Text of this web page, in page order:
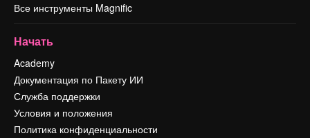
Все инструменты Magnific
Начать
Academy
Документация по Пакету ИИ
Служба поддержки
Условия и положения
Политика конфиденциальности